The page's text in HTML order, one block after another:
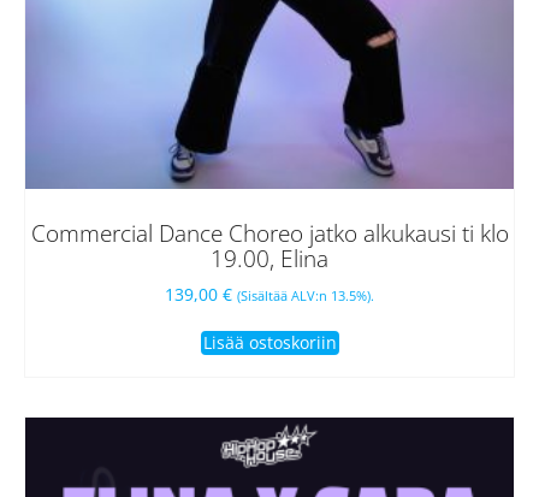
Commercial Dance Choreo jatko alkukausi ti klo
19.00, Elina
139,00 € (Sisältää ALV:n 13.5%).
Lisää ostoskoriin